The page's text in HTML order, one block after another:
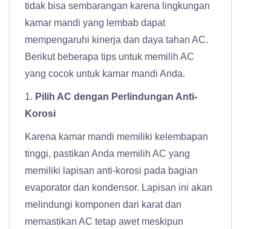
tidak bisa sembarangan karena lingkungan
kamar mandi yang lembab dapat
mempengaruhi kinerja dan daya tahan AC.
Berikut beberapa tips untuk memilih AC
yang cocok untuk kamar mandi Anda.
1. Pilih AC dengan Perlindungan Anti-
Korosi
Karena kamar mandi memiliki kelembapan
tinggi, pastikan Anda memilih AC yang
memiliki lapisan anti-korosi pada bagian
evaporator dan kondensor. Lapisan ini akan
melindungi komponen dari karat dan
memastikan AC tetap awet meskipun